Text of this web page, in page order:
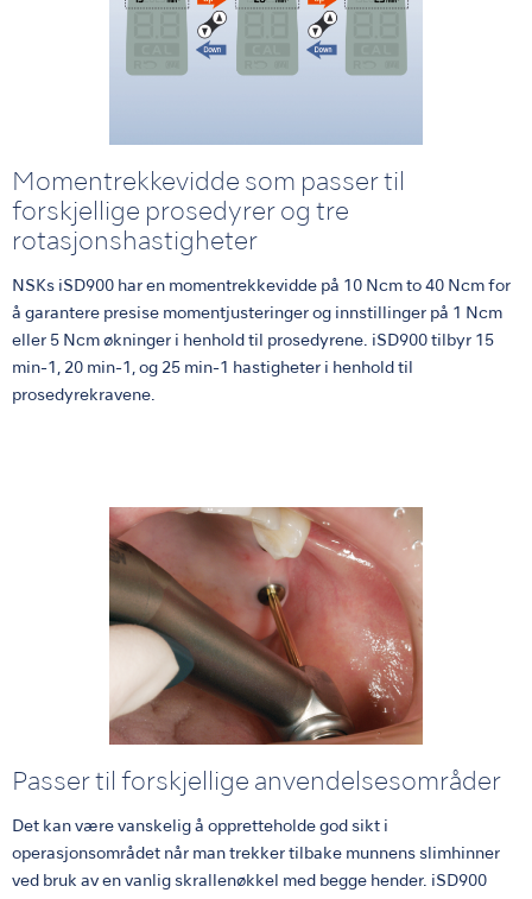
Momentrekkevidde som passer til
forskjellige prosedyrer og tre
rotasjonshastigheter
NSKs iSD900 har en momentrekkevidde på 10 Ncm to 40 Ncm for
å garantere presise momentjusteringer og innstillinger på 1 Ncm
eller 5 Ncm økninger i henhold til prosedyrene. iSD900 tilbyr 15
min-1, 20 min-1, og 25 min-1 hastigheter i henhold til
prosedyrekravene.
Passer til forskjellige anvendelsesområder
Det kan være vanskelig å oppretteholde god sikt i
operasjonsområdet når man trekker tilbake munnens slimhinner
ved bruk av en vanlig skrallenøkkel med begge hender. iSD900